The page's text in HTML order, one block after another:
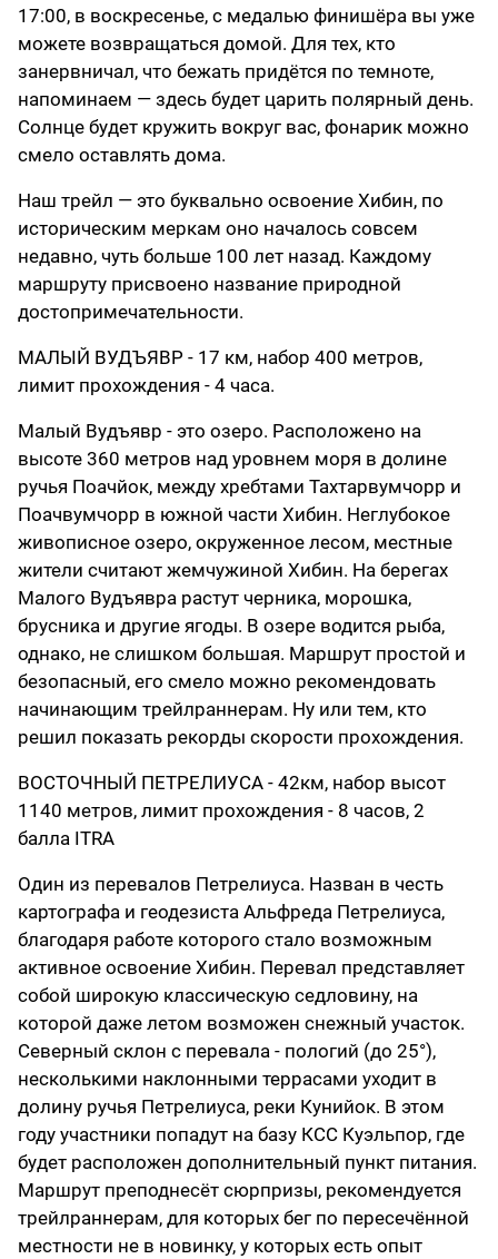
17:00, в воскресенье, с медалью финишёра вы уже
можете возвращаться домой. Для тех, кто
занервничал, что бежать придётся по темноте,
напоминаем — здесь будет царить полярный день.
Солнце будет кружить вокруг вас, фонарик можно
смело оставлять дома.
Наш трейл — это буквально освоение Хибин, по
историческим меркам оно началось совсем
недавно, чуть больше 100 лет назад. Каждому
маршруту присвоено название природной
достопримечательности.
МАЛЫЙ ВУДЪЯВР - 17 км, набор 400 метров,
лимит прохождения - 4 часа.
Малый Вудъявр - это озеро. Расположено на
высоте 360 метров над уровнем моря в долине
ручья Поачйок, между хребтами Тахтарвумчорр и
Поачвумчорр в южной части Хибин. Неглубокое
живописное озеро, окруженное лесом, местные
жители считают жемчужиной Хибин. На берегах
Малого Вудъявра растут черника, морошка,
брусника и другие ягоды. В озере водится рыба,
однако, не слишком большая. Маршрут простой и
безопасный, его смело можно рекомендовать
начинающим трейлраннерам. Ну или тем, кто
решил показать рекорды скорости прохождения.
ВОСТОЧНЫЙ ПЕТРЕЛИУСА - 42км, набор высот
1140 метров, лимит прохождения - 8 часов, 2
балла ITRA
Один из перевалов Петрелиуса. Назван в честь
картографа и геодезиста Альфреда Петрелиуса,
благодаря работе которого стало возможным
активное освоение Хибин. Перевал представляет
собой широкую классическую седловину, на
которой даже летом возможен снежный участок.
Северный склон с перевала - пологий (до 25°),
несколькими наклонными террасами уходит в
долину ручья Петрелиуса, реки Кунийок. В этом
году участники попадут на базу КСС Куэльпор, где
будет расположен дополнительный пункт питания.
Маршрут преподнесёт сюрпризы, рекомендуется
трейлраннерам, для которых бег по пересечённой
местности не в новинку, у которых есть опыт